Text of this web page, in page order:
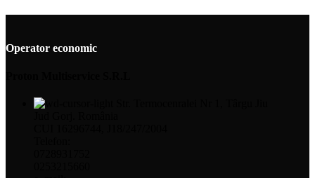
Operator economic